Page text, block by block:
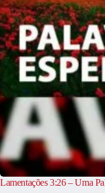
Lamentações 3:26 – Uma